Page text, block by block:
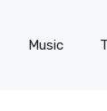
Music